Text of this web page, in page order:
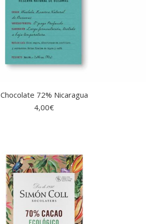
Chocolate 72% Nicaragua
4,00€